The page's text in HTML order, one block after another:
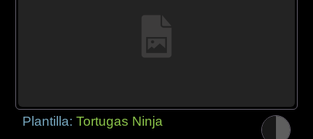
Plantilla:Tortugas Ninja